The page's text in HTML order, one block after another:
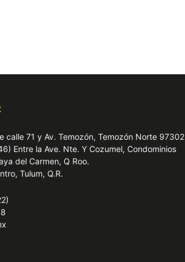
calle 71 y Av. Temozón, Temozón Norte 97302
Entre la Ave. Nte. Y Cozumel, Condominios
del Carmen, Q Roo.
Tulum, Q.R.